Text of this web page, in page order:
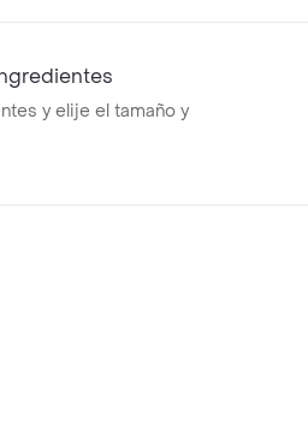
y elije el tamaño y